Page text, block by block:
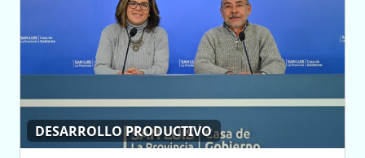
DESARROLLO PRODUCTIVO